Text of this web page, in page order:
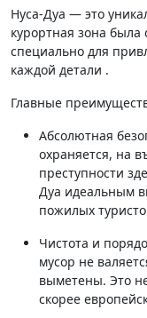
Нуса-Дуа — это
курортная зона была
специально для
каждой детали .
Главные
Абсолютная безопасность. Район огорожен и
охраняется, на
преступности
Дуа идеальным
пожилых
Чистота и порядок. Пляжи убираются ежедневно,
мусор не
выметены. Это
скорее